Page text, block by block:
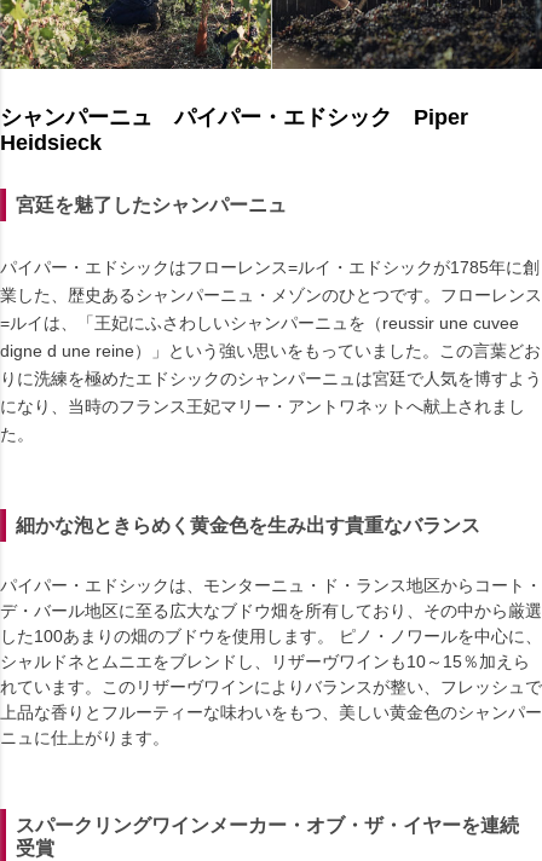
シャンパーニュ パイパー・エドシック Piper
Heidsieck
宮廷を魅了したシャンパーニュ
パイパー・エドシックはフローレンス=ルイ・エドシックが1785年に創
業した、歴史あるシャンパーニュ・メゾンのひとつです。フローレンス
=ルイは、「王妃にふさわしいシャンパーニュを（reussir une cuvee
digne d une reine）」という強い思いをもっていました。この言葉どお
りに洗練を極めたエドシックのシャンパーニュは宮廷で人気を博すよう
になり、当時のフランス王妃マリー・アントワネットへ献上されまし
た。
細かな泡ときらめく黄金色を生み出す貴重なバランス
パイパー・エドシックは、モンターニュ・ド・ランス地区からコート・
デ・バール地区に至る広大なブドウ畑を所有しており、その中から厳選
した100あまりの畑のブドウを使用します。 ピノ・ノワールを中心に、
シャルドネとムニエをブレンドし、リザーヴワインも10～15％加えら
れています。このリザーヴワインによりバランスが整い、フレッシュで
上品な香りとフルーティーな味わいをもつ、美しい黄金色のシャンパー
ニュに仕上がります。
スパークリングワインメーカー・オブ・ザ・イヤーを連続
受賞